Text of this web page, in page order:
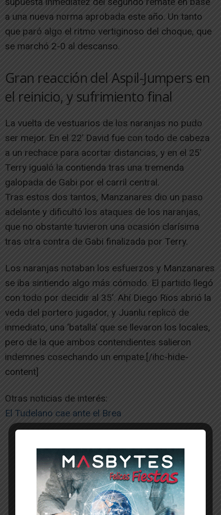
a una nueva norma aprobada este año. Un tanto
que paró algo el ritmo vertiginoso del choque, que
se marchó 2-0 al descanso.
Gran reacción del Aspil-Jumpers en
el reinicio, y sufrimiento final
La vuelta de vestuarios de los naranjas no pudo
ser mejor. En el 22’ David fue con todo de cabeza
a un rechace para acortar distancias, y en el 25’
Terry igualó la contienda tras una tremenda
galopada de Gabi por el carril central.
Tras estos dos tantos, Manzanares dio un paso
adelante y dificultó los ataques de los naranjas,
que no obstante tuvieron una ocasión clarísima
tras otra contra de Gabi finalizada por Terry.
Los naranjas notaban los esfuerzos y Manzanares
se iba sintiendo algo más cómodo. El partido llegó
con todo por decidir al 35’. Ahí Diego Rïos abrió la
veda del portero jugador, y Juanlu replicó de
inmediato, una ‘batalla’ que se llevaron los locales,
pero de la que ambos contendientes salieron
indemnes cosechando un empate.[/ihc-hide-
content]
Otras noticias de interés:
El Tudelano cae ante el Brea